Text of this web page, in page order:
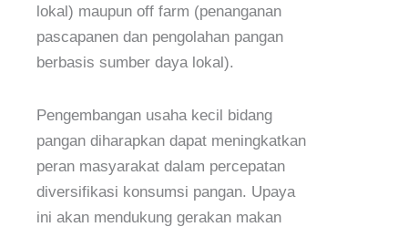
lokal) maupun off farm (penanganan
pascapanen dan pengolahan pangan
berbasis sumber daya lokal).
Pengembangan usaha kecil bidang
pangan diharapkan dapat meningkatkan
peran masyarakat dalam percepatan
diversifikasi konsumsi pangan. Upaya
ini akan mendukung gerakan makan